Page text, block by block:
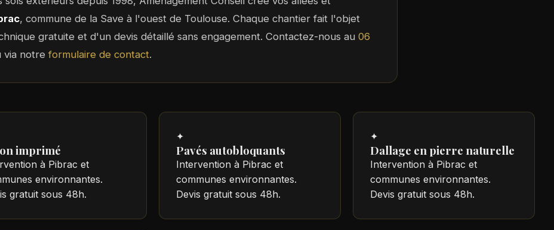
, commune de la Save à l'ouest de Toulouse. Chaque chantier fait l'objet
gratuite et d'un devis détaillé sans engagement. Contactez-nous au 06
via notreformulaire de contact.
imprimé
à Pibrac et
environnantes.
gratuit sous 48h.
✦
Pavés autobloquants
Intervention à Pibrac et
communes environnantes.
Devis gratuit sous 48h.
✦
Dallage en pierre naturelle
Intervention à Pibrac et
communes environnantes.
Devis gratuit sous 48h.